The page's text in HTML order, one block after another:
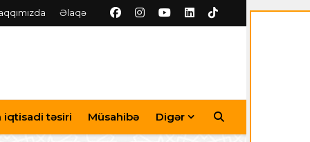
Əlaqə
iqtisadi təsiri Müsahibə Digər